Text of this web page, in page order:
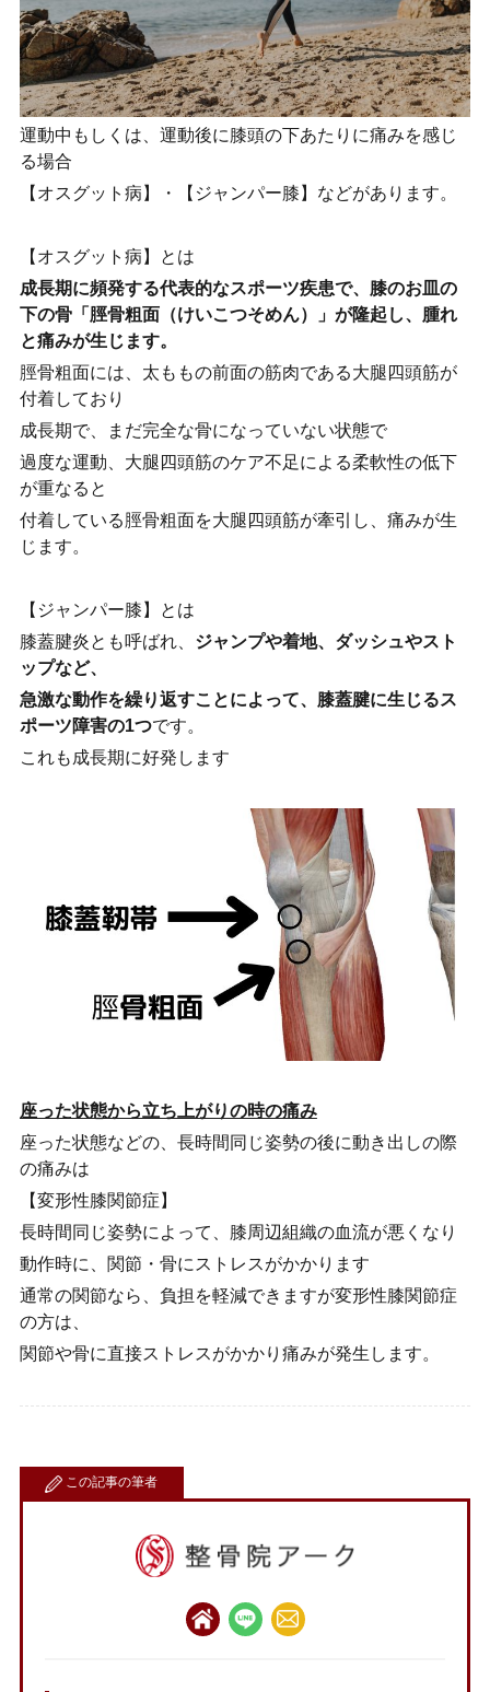
運動中もしくは、運動後に膝頭の下あたりに痛みを感じ
る場合
【オスグット病】・【ジャンパー膝】などがあります。
【オスグット病】とは
成長期に頻発する代表的なスポーツ疾患で、膝のお皿の
下の骨「脛骨粗面（けいこつそめん）」が隆起し、腫れ
と痛みが生じます。
脛骨粗面には、太ももの前面の筋肉である大腿四頭筋が
付着しており
成長期で、まだ完全な骨になっていない状態で
過度な運動、大腿四頭筋のケア不足による柔軟性の低下
が重なると
付着している脛骨粗面を大腿四頭筋が牽引し、痛みが生
じます。
【ジャンパー膝】とは
膝蓋腱炎とも呼ばれ、 ジャンプや着地、ダッシュやスト
ップなど、
急激な動作を繰り返すことによって、膝蓋腱に生じるス
ポーツ障害の1つです。
これも成長期に好発します
座った状態から立ち上がりの時の痛み
座った状態などの、長時間同じ姿勢の後に動き出しの際
の痛みは
【変形性膝関節症】
長時間同じ姿勢によって、膝周辺組織の血流が悪くなり
動作時に、関節・骨にストレスがかかります
通常の関節なら、負担を軽減できますが変形性膝関節症
の方は、
関節や骨に直接ストレスがかかり痛みが発生します。
この記事の筆者